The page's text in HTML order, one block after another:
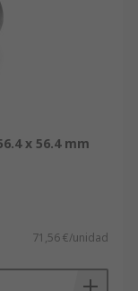
x 56.4 mm
71,56 €/unidad